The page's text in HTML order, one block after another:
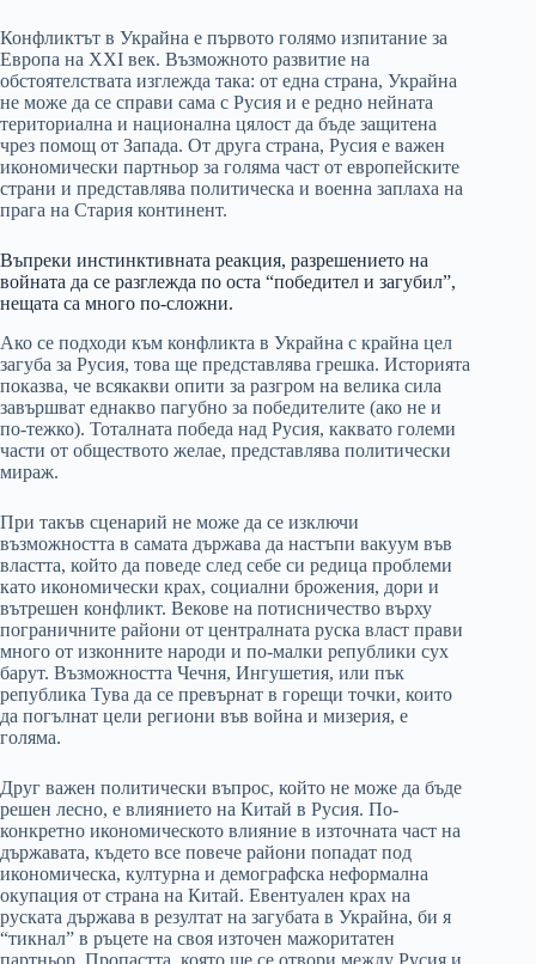
Конфликтът в Украйна е първото голямо изпитание за
Европа на XXI век. Възможното развитие на
обстоятелствата изглежда така: от една страна, Украйна
не може да се справи сама с Русия и е редно нейната
териториална и национална цялост да бъде защитена
чрез помощ от Запада. От друга страна, Русия е важен
икономически партньор за голяма част от европейските
страни и представлява политическа и военна заплаха на
прага на Стария континент.
Въпреки инстинктивната реакция, разрешението на
войната да се разглежда по оста “победител и загубил”,
нещата са много по-сложни.
Ако се подходи към конфликта в Украйна с крайна цел
загуба за Русия, това ще представлява грешка. Историята
показва, че всякакви опити за разгром на велика сила
завършват еднакво пагубно за победителите (ако не и
по-тежко). Тоталната победа над Русия, каквато големи
части от обществото желае, представлява политически
мираж.
При такъв сценарий не може да се изключи
възможността в самата държава да настъпи вакуум във
властта, който да поведе след себе си редица проблеми
като икономически крах, социални брожения, дори и
вътрешен конфликт. Векове на потисничество върху
пограничните райони от централната руска власт прави
много от изконните народи и по-малки републики сух
барут. Възможността Чечня, Ингушетия, или пък
република Тува да се превърнат в горещи точки, които
да погълнат цели региони във война и мизерия, е
голяма.
Друг важен политически въпрос, който не може да бъде
решен лесно, е влиянието на Китай в Русия. По-
конкретно икономическото влияние в източната част на
държавата, където все повече райони попадат под
икономическа, културна и демографска неформална
окупация от страна на Китай. Евентуален крах на
руската държава в резултат на загубата в Украйна, би я
“тикнал” в ръцете на своя източен мажоритатен